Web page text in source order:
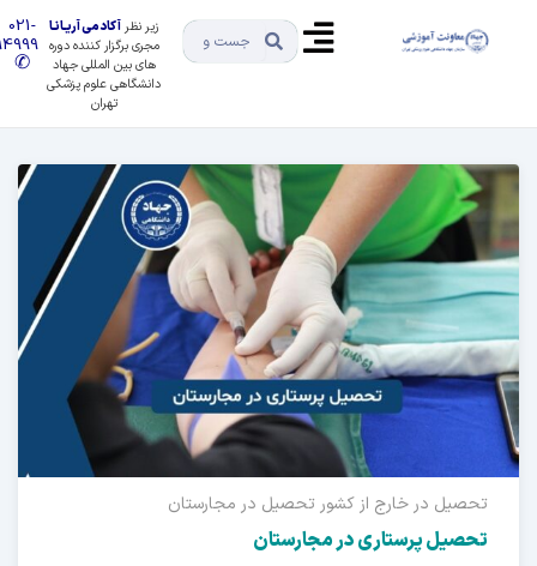
زیر نظرآکادمی آریـانـا
مجری برگزار کننده دوره
های بین المللی جهاد
دانشگاهی علوم پزشکی
021-
91494999
✆
در خارج از کشورتحصیل در مجارستان
پرستاری در مجارستان